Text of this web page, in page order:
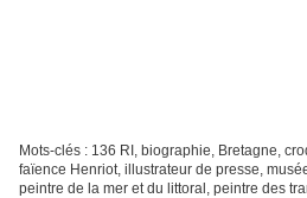
Mots-clés : 136 RI, biographie, Bretagne,
faïence Henriot, illustrateur de presse,
peintre de la mer et du littoral, peintre des